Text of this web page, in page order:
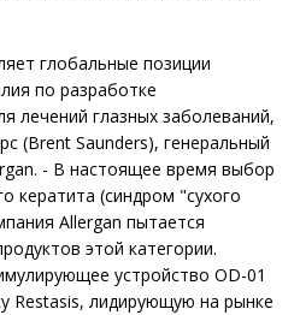
глобальные позиции
по разработке
лечений глазных заболеваний,
(Brent Saunders), генеральный
- В настоящее время выбор
кератита (синдром "сухого
Allergan пытается
этой категории.
устройство OD-01
Restasis, лидирующую на рынке